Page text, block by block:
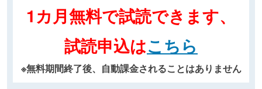
1カ月無料で試読できます、
試読申込はこちら
※無料期間終了後、自動課金されることはありません